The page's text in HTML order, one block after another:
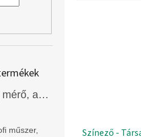
Digitális szélerősség mérő, anemométer, EM2250
csillag.
műszer,
Színező -